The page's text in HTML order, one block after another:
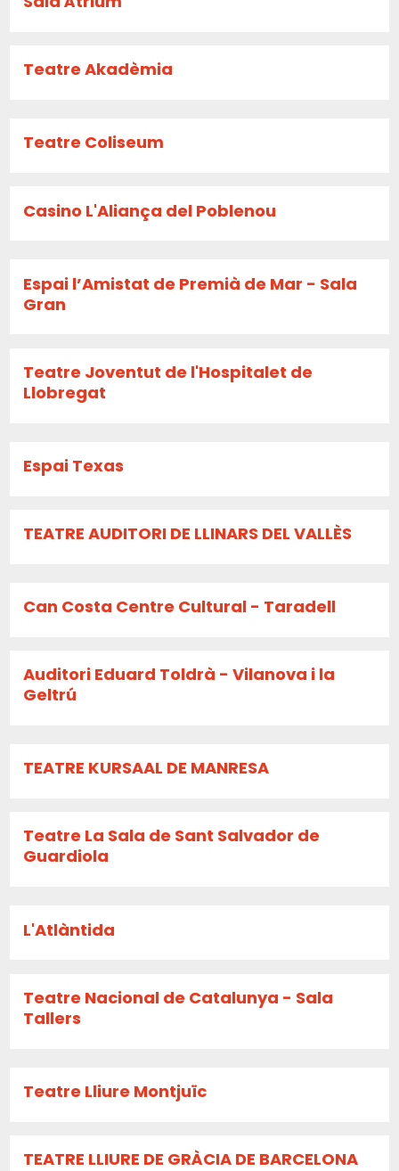
Teatre Akadèmia
Teatre Coliseum
Casino L'Aliança del Poblenou
Espai l’Amistat de Premià de Mar - Sala
Gran
Teatre Joventut de l'Hospitalet de
Llobregat
Espai Texas
TEATRE AUDITORI DE LLINARS DEL VALLÈS
Can Costa Centre Cultural - Taradell
Auditori Eduard Toldrà - Vilanova i la
Geltrú
TEATRE KURSAAL DE MANRESA
Teatre La Sala de Sant Salvador de
Guardiola
L'Atlàntida
Teatre Nacional de Catalunya - Sala
Tallers
Teatre Lliure Montjuïc
TEATRE LLIURE DE GRÀCIA DE BARCELONA